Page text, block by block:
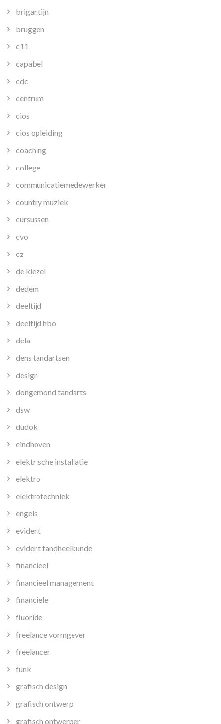
brigantijn
bruggen
c11
capabel
cdc
centrum
cios
cios opleiding
coaching
college
communicatiemedewerker
country muziek
cursussen
cvo
cz
de kiezel
dedem
deeltijd
deeltijd hbo
dela
dens tandartsen
design
dongemond tandarts
dsw
dudok
eindhoven
elektrische installatie
elektro
elektrotechniek
engels
evident
evident tandheelkunde
financieel
financieel management
financiele
fluoride
freelance vormgever
freelancer
funk
grafisch design
grafisch ontwerp
grafisch ontwerper